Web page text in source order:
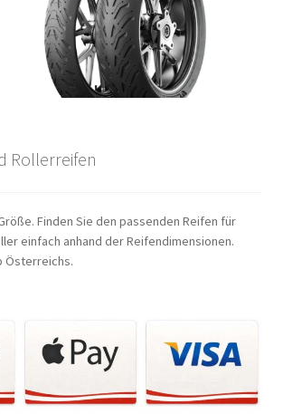
Rollerreifen
Finden Sie den passenden Reifen für
einfach anhand der Reifendimensionen.
Österreichs.